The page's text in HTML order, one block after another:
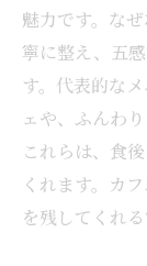
魅力です。な
寧に整え、五
す。代表的な
ェや、ふんわ
これらは、食
くれます。カ
を残してくれる